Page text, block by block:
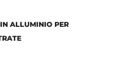
ALLUMINIO PER